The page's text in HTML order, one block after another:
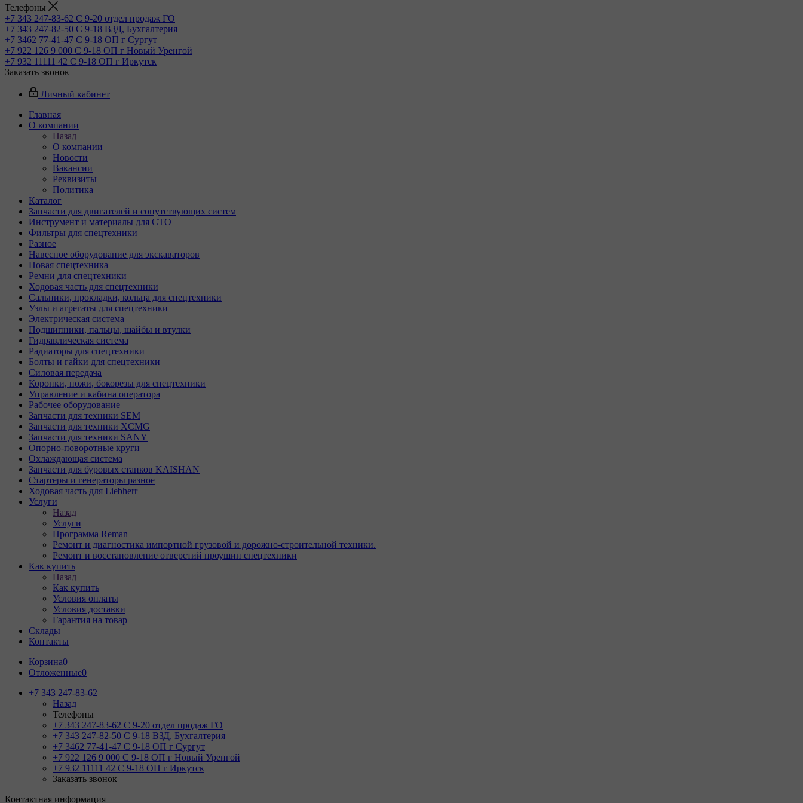
Телефоны
+7 343 247-83-62 С 9-20 отдел продаж ГО
+7 343 247-82-50 С 9-18 ВЗД, Бухгалтерия
+7 3462 77-41-47 С 9-18 ОП г Сургут
+7 922 126 9 000 С 9-18 ОП г Новый Уренгой
+7 932 11111 42 С 9-18 ОП г Иркутск
Заказать звонок
Личный кабинет
Главная
О компании
Назад
О компании
Новости
Вакансии
Реквизиты
Политика
Каталог
Запчасти для двигателей и сопутствующих систем
Инструмент и материалы для СТО
Фильтры для спецтехники
Разное
Навесное оборудование для экскаваторов
Новая спецтехника
Ремни для спецтехники
Ходовая часть для спецтехники
Сальники, прокладки, кольца для спецтехники
Узлы и агрегаты для спецтехники
Электрическая система
Подшипники, пальцы, шайбы и втулки
Гидравлическая система
Радиаторы для спецтехники
Болты и гайки для спецтехники
Силовая передача
Коронки, ножи, бокорезы для спецтехники
Управление и кабина оператора
Рабочее оборудование
Запчасти для техники SEM
Запчасти для техники XCMG
Запчасти для техники SANY
Опорно-поворотные круги
Охлаждающая система
Запчасти для буровых станков KAISHAN
Стартеры и генераторы разное
Ходовая часть для Liebherr
Услуги
Назад
Услуги
Программа Reman
Ремонт и диагностика импортной грузовой и дорожно-строительной техники.
Ремонт и восстановление отверстий проушин спецтехники
Как купить
Назад
Как купить
Условия оплаты
Условия доставки
Гарантия на товар
Склады
Контакты
Корзина0
Отложенные0
+7 343 247-83-62
Назад
Телефоны
+7 343 247-83-62 С 9-20 отдел продаж ГО
+7 343 247-82-50 С 9-18 ВЗД, Бухгалтерия
+7 3462 77-41-47 С 9-18 ОП г Сургут
+7 922 126 9 000 С 9-18 ОП г Новый Уренгой
+7 932 11111 42 С 9-18 ОП г Иркутск
Заказать звонок
Контактная информация